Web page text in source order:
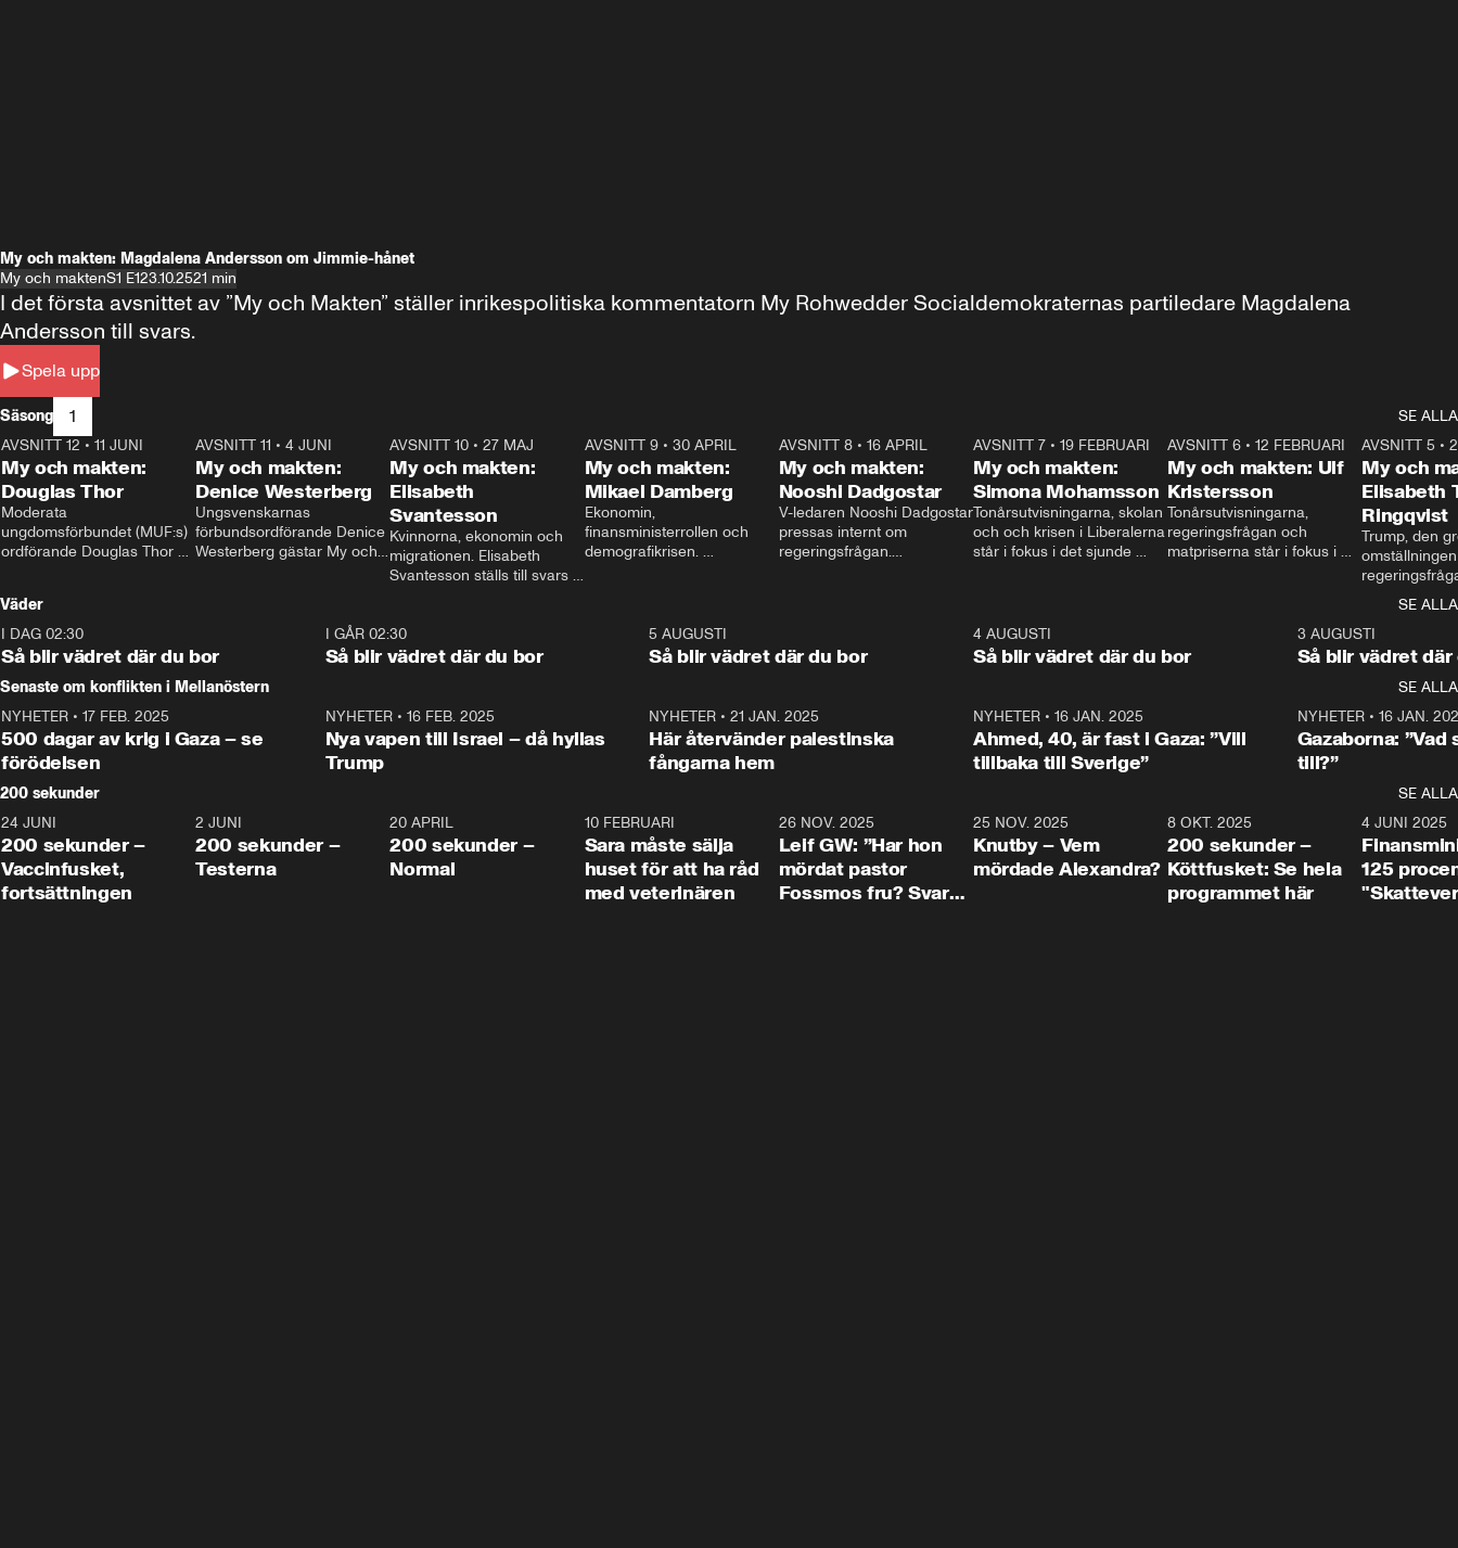
My och makten: Magdalena Andersson om Jimmie-hånet
My och maktenS1 E123.10.2521 min
Spela upp
I det första avsnittet av ”My och Makten” ställer inrikespolitiska kommentatorn My Rohwedder Socialdemokraternas partiledare Magdalena
Andersson till svars.
Säsong 1
SE ALLA
26:27
AVSNITT 12 • 11 JUNI
My och makten:
Douglas Thor
Moderata
ungdomsförbundet (MUF:s)
ordförande Douglas Thor
tonårsutvisningarna och hur
Moderaterna ska locka
väljare till valet i höst.
23:40
AVSNITT 11 •4 JUNI
My och makten:
Denice Westerberg
Ungsvenskarnas
förbundsordförande Denice
Westerberg gästar My och
AVSNITT 10 •27 MAJ
My och makten:
Elisabeth
Svantesson
Kvinnorna, ekonomin och
migrationen. Elisabeth
Svantesson ställs till svars
AVSNITT 9• 30 APRIL
My och makten:
Mikael Damberg
Ekonomin,
finansministerrollen och
demografikrisen.
och Makten.
AVSNITT 8• 16 APRIL
My och makten:
Nooshi Dadgostar
V-ledaren Nooshi Dadgostar
pressas internt om
regeringsfrågan.
– Vi ställer upp i val. Ska vi
vara med så sitter vi förstås
24:30
AVSNITT 7• 19 FEBRUARI
My och makten:
Simona Mohamsson
Tonårsutvisningarna, skolan
och och krisen i Liberalerna
står i fokus i det sjunde
kommentator My
Rohwedder ställer
utbildnings- och
Mohamsson till svars.
27:30
AVSNITT 6 •12 FEBRUARI
My och makten: Ulf
Kristersson
Tonårsutvisningarna,
regeringsfrågan och
matpriserna står i fokus i
Rohwedder ställer
statsminister Ulf Kristersson
AVSNITT 5 •
My och
Elisabeth
Ringqvist
Trump, den
centrum i
avsnittet av
Makten”. Se
Aftonbladets
Rohwedder
Thand Ring
Väder
SE ALLA
I DAG 02:30
Så blir vädret där du bor
1:06
I GÅR 02:30
Så blir vädret där du bor
5 AUGUSTI
Så blir vädret där du bor
4 AUGUSTI
Så blir vädret där du bor
3 AUGUSTI
Så blir vädret där
Senaste om konflikten i Mellanöstern
SE ALLA
NYHETER • 17 FEB. 2025
500 dagar av krig i Gaza – se
förödelsen
NYHETER• 16 FEB. 2025
Nya vapen till Israel – då hyllas
Trump
NYHETER •21 JAN. 2025
Här återvänder palestinska
fångarna hem
NYHETER• 16 JAN. 2025
Ahmed, 40, är fast i Gaza: ”Vill
tillbaka till Sverige”
NYHETER• 16 JAN.
Gazaborna:
till?”
200 sekunder
SE ALLA
5:00
24 JUNI
200 sekunder –
Vaccinfusket,
fortsättningen
4:23
2 JUNI
200 sekunder –
Testerna
20 APRIL
200 sekunder –
Normal
10 FEBRUARI
Sara måste sälja
huset för att ha råd
med veterinären
26 NOV. 2025
Leif GW: ”Har hon
mördat pastor
Fossmos fru? Svar
31:05
25 NOV. 2025
Knutby – Vem
mördade Alexandra?
4:29
8 OKT. 2025
200 sekunder –
Köttfusket: Se hela
programmet här
4 JUNI 2025
125